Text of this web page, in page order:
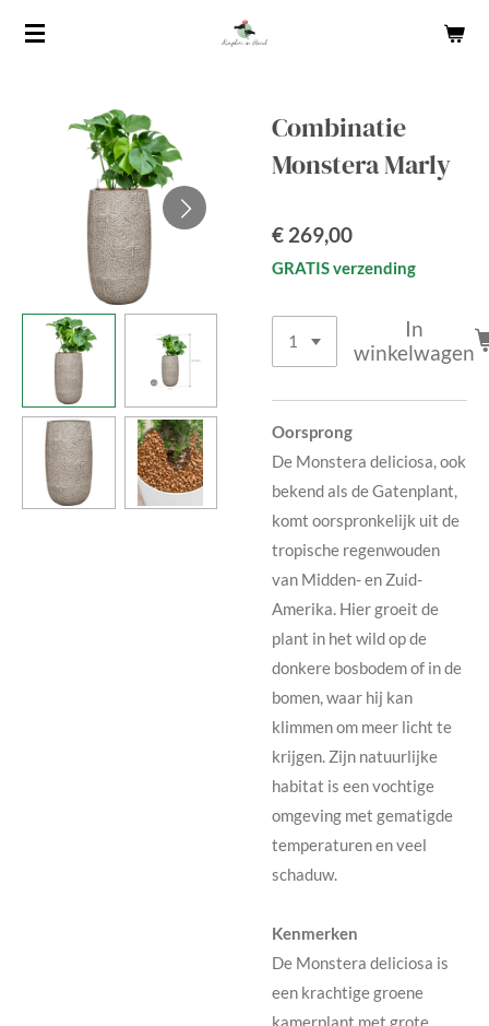
Ga
hoofdinhoud
Combinatie
Monstera Marly
€ 269,00
GRATIS verzending
In
winkelwagen
Oorsprong
De Monstera deliciosa, ook
bekend als de Gatenplant,
komt oorspronkelijk uit de
tropische regenwouden
van Midden- en Zuid-
Amerika. Hier groeit de
plant in het wild op de
donkere bosbodem of in de
bomen, waar hij kan
klimmen om meer licht te
krijgen. Zijn natuurlijke
habitat is een vochtige
omgeving met gematigde
temperaturen en veel
schaduw.
Kenmerken
De Monstera deliciosa is
een krachtige groene
kamerplant met grote,